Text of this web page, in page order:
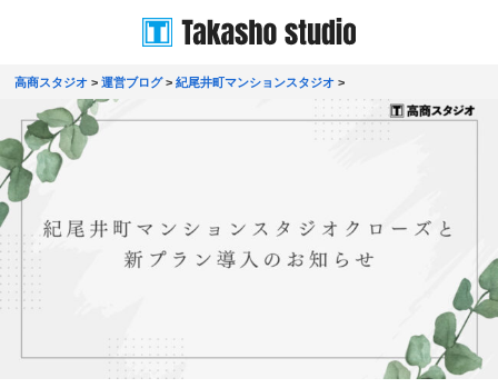
高商スタジオ >運営ブログ>紀尾井町マンションスタジオ >